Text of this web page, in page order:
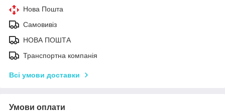
Нова Пошта
Самовивіз
НОВА ПОШТА
Транспортна компанія
Всі умови доставки
Умови оплати